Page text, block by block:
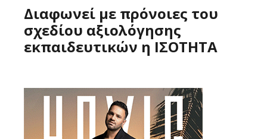
Διαφωνεί με πρόνοιες του
σχεδίου αξιολόγησης
εκπαιδευτικών η ΙΣΟΤΗΤΑ